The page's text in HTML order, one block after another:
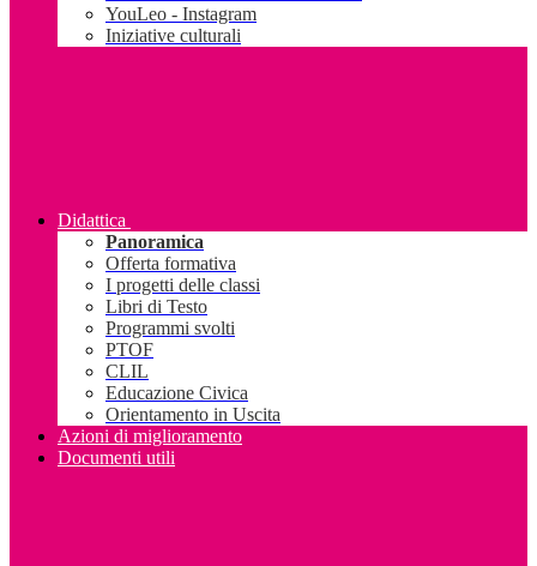
YouLeo - Instagram
Iniziative culturali
Didattica
Panoramica
Offerta formativa
I progetti delle classi
Libri di Testo
Programmi svolti
PTOF
CLIL
Educazione Civica
Orientamento in Uscita
Azioni di miglioramento
Documenti utili